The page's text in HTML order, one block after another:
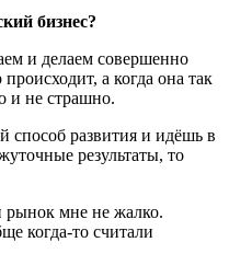
бизнес?
и делаем совершенно
а когда она так
и не страшно.
способ развития и идёшь в
результаты, то
рынок мне не жалко.
когда-то считали